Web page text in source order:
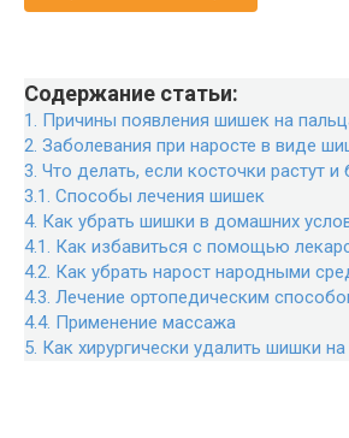
Содержание статьи:
1. Причины появления шишек на
2. Заболевания при наросте в виде
3. Что делать, если косточки растут и
3.1. Способы лечения шишек
4. Как убрать шишки в домашних
4.1. Как избавиться с помощью
4.2. Как убрать нарост народными
4.3. Лечение ортопедическим
4.4. Применение массажа
5. Как хирургически удалить шишки